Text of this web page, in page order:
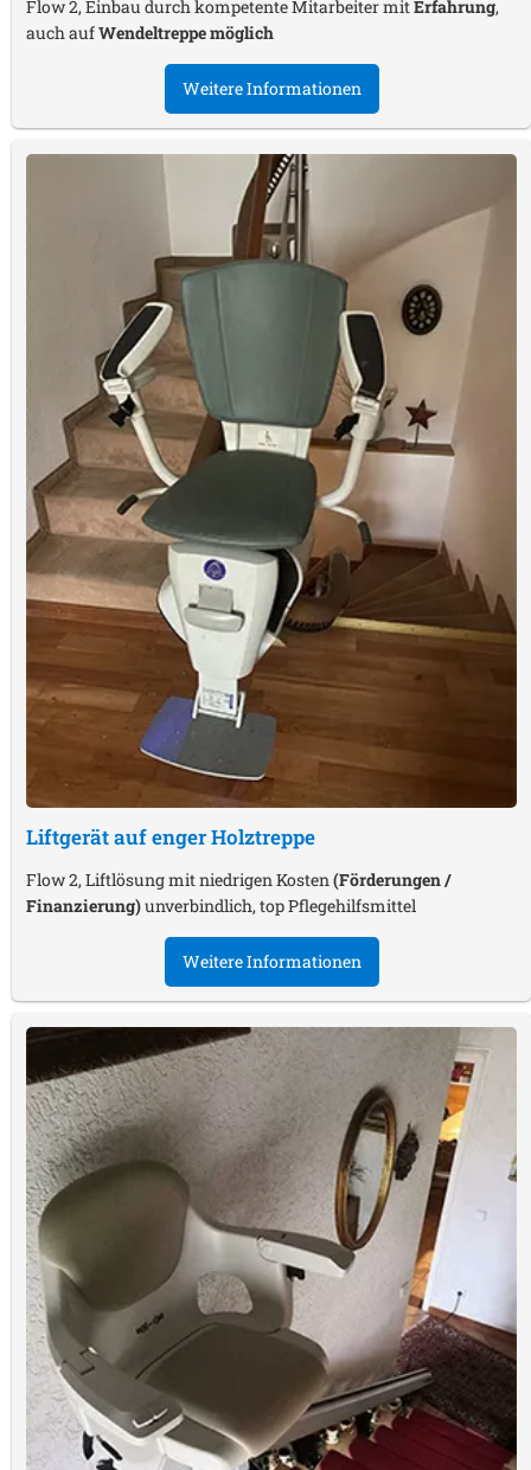
Flow 2, Einbau durch kompetente Mitarbeiter mitErfahrung,
auch aufWendeltreppe möglich
Weitere Informationen
Liftgerät auf enger Holztreppe
Flow 2, Liftlösung mit niedrigen Kosten (Förderungen /
Finanzierung)unverbindlich, top Pflegehilfsmittel
Weitere Informationen